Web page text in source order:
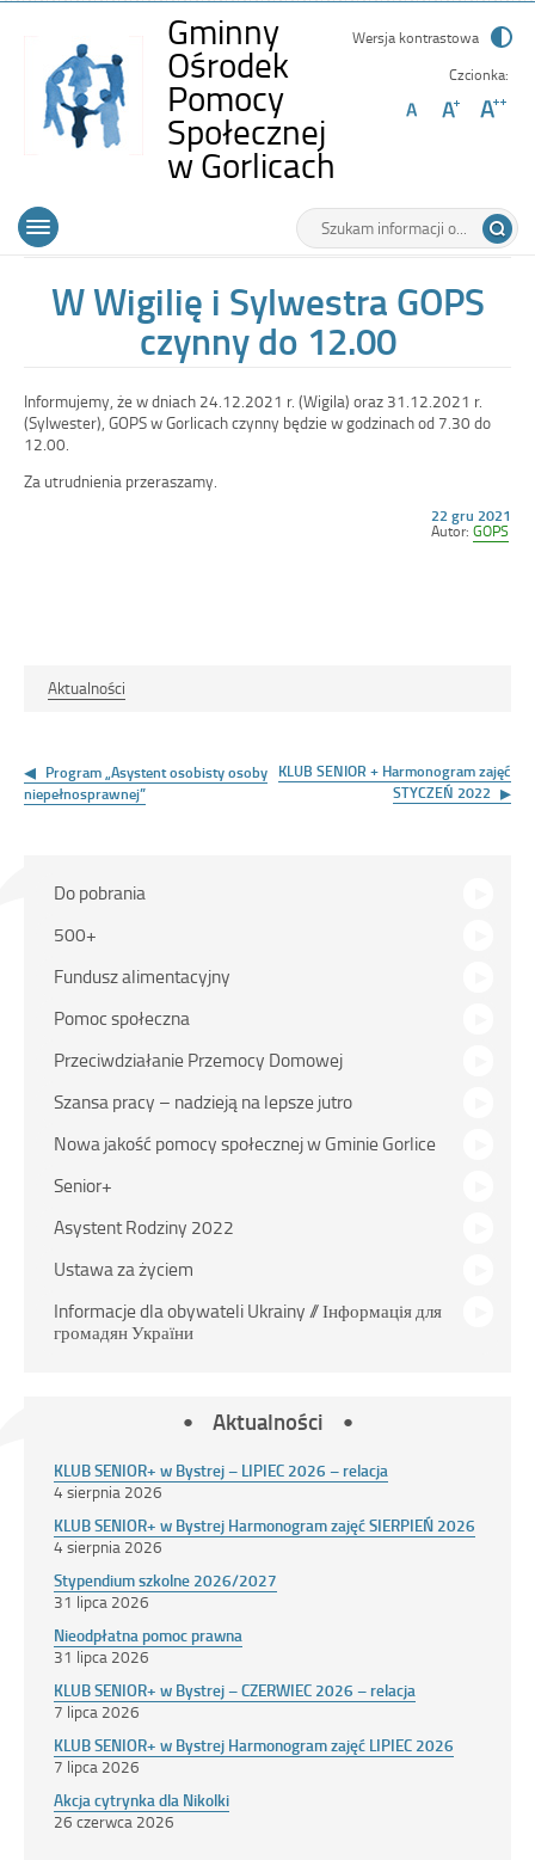
Gminny
Ośrodek
Pomocy
Społecznej
w Gorlicach
W
Wigilię
i
Sylwestra
GOPS
czynny
do
12.00
Wersja kontrastowa
Czcionka:
Wyszukiwarka
Tutaj
wpisz
Górne
Otwórz
W Wigilię i Sylwestra GOPS
czynny do 12.00
Informujemy, że w dniach 24.12.2021 r. (Wigila) oraz 31.12.2021 r.
(Sylwester), GOPS w Gorlicach czynny będzie w godzinach od 7.30 do
12.00.
Za utrudnienia przeraszamy.
Opublikowano
w
22 gru 2021
Autor: GOPS
Aktualności
wpisu
Program „Asystent osobisty osoby
niepełnosprawnej”
KLUB SENIOR + Harmonogram zajęć
STYCZEŃ 2022
skróty
Do pobrania
500+
Fundusz alimentacyjny
Pomoc społeczna
Przeciwdziałanie Przemocy Domowej
Szansa pracy – nadzieją na lepsze jutro
Nowa jakość pomocy społecznej w Gminie Gorlice
Senior+
Asystent Rodziny 2022
Ustawa za życiem
Informacje dla obywateli Ukrainy // Інформація для
громадян України
Aktualności
KLUB SENIOR+ w Bystrej – LIPIEC 2026 – relacja
4 sierpnia 2026
KLUB SENIOR+ w Bystrej Harmonogram zajęć SIERPIEŃ 2026
4 sierpnia 2026
Stypendium szkolne 2026/2027
31 lipca 2026
Nieodpłatna pomoc prawna
31 lipca 2026
KLUB SENIOR+ w Bystrej – CZERWIEC 2026 – relacja
7 lipca 2026
KLUB SENIOR+ w Bystrej Harmonogram zajęć LIPIEC 2026
7 lipca 2026
Akcja cytrynka dla Nikolki
26 czerwca 2026